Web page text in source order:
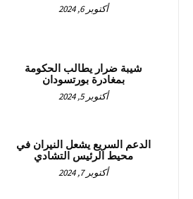
أكتوبر 6, 2024
شيبة ضرار يطالب الحكومة
بمغادرة بورتسودان
أكتوبر 5, 2024
الدعم السريع يشعل النيران في
محيط الرئيس التشادي
أكتوبر 7, 2024